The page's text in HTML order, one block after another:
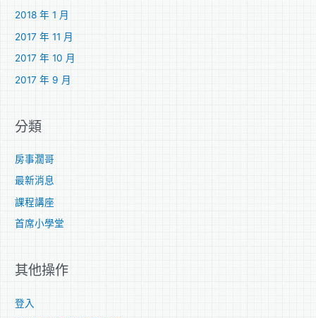
2018 年 1 月
2017 年 11 月
2017 年 10 月
2017 年 9 月
分類
房事濶哥
最新消息
課程講座
首席小學堂
其他操作
登入